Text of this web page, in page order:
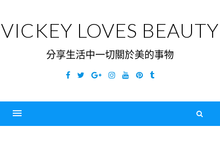
content
VICKEY LOVES BEAUTY
分享生活中一切關於美的事物
Facebook
TwitterGoogleInstagramYouTubePinterest
Tumblr